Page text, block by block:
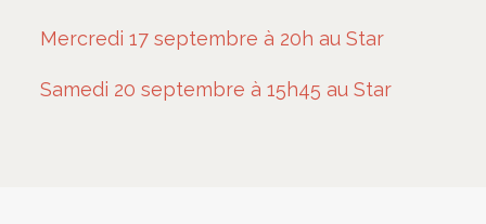
Mercredi 17 septembre à 20h au Star
Samedi 20 septembre à 15h45 au Star